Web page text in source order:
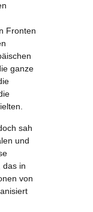
Fronten
ganze
sah
und
das in
von